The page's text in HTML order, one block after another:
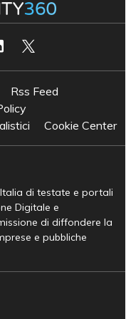
Rss Feed
Cookie Center
di testate e portali
Digitale e
di diffondere la
e pubbliche